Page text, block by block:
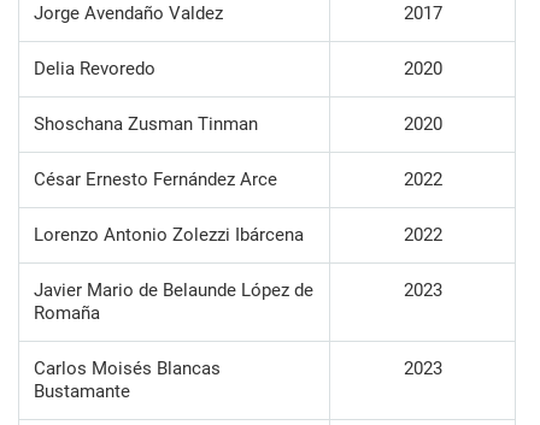
Jorge Avendaño Valdez 2017
Delia Revoredo 2020
Shoschana Zusman Tinman 2020
César Ernesto Fernández Arce 2022
Lorenzo Antonio Zolezzi Ibárcena 2022
Javier Mario de Belaunde López de
Romaña
2023
Carlos Moisés Blancas
Bustamante
2023